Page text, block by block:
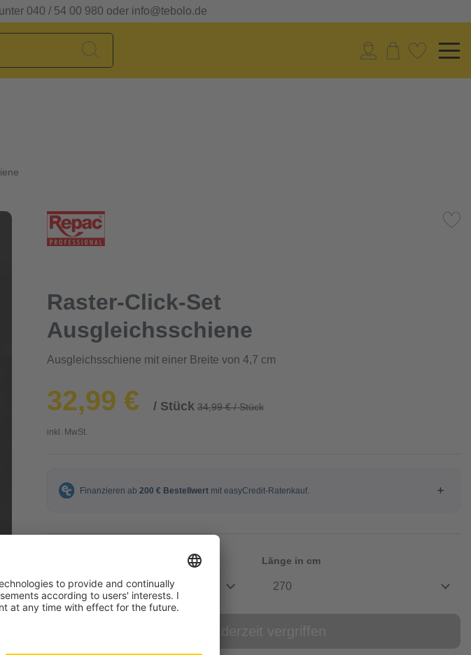
040 / 54 00 980 oder info@tebolo.de
Raster-Click-Set
Ausgleichsschiene
Ausgleichsschiene mit einer Breite von 4,7 cm
32,99 € / Stück 34,99 € / Stück
inkl. MwSt.
sand
Länge in cm
270